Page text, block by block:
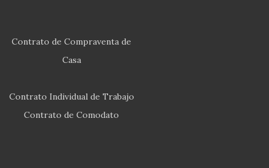
Contrato de Compraventa de
Casa
Contrato Individual de Trabajo
Contrato de Comodato